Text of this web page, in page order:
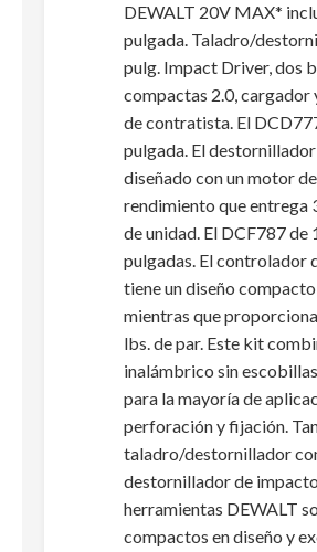
DEWALT 20V MAX*
pulgada. Taladro/
pulg. Impact Driver, dos
compactas 2.0, cargador
de contratista. El
pulgada. El
diseñado con un motor
rendimiento que entrega
de unidad. El DCF787 de
pulgadas. El controlador
tiene un diseño
mientras que
lbs. de par. Este kit
inalámbrico sin
para la mayoría de
perforación y fijación.
taladro/destornillador
destornillador de
herramientas DEWALT
compactos en diseño y